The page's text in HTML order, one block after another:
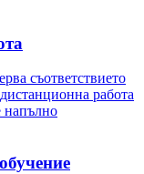
съответствието
работа
напълно